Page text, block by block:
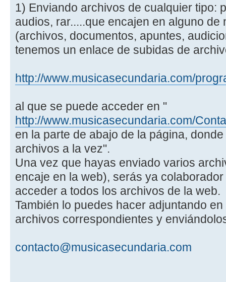
1) Enviando archivos de cualquier tipo:
audios, rar.....que encajen en alguno de
(archivos, documentos, apuntes,
tenemos un enlace de subidas de
http://www.musicasecundaria.com/
al que se puede acceder en "
http://www.musicasecundaria.com/
en la parte de abajo de la página,
archivos a la vez".
Una vez que hayas enviado varios
encaje en la web), serás ya
acceder a todos los archivos de la web.
También lo puedes hacer adjuntando
archivos correspondientes y
contacto@musicasecundaria.com